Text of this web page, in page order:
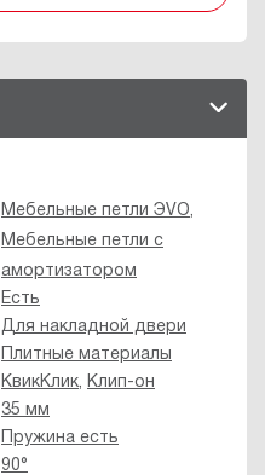
Мебельные петли ЭVO,
Мебельные петли с
амортизатором
Есть
Для накладной двери
Плитные материалы
КвикКлик, Клип-он
35 мм
Пружина есть
90°